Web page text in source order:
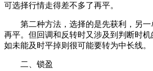
可选择行情走得差不多了再平。
第二种方法，选择的是先获利，另
再平。但回调和反转时又涉及到判断时
如未能及时平掉则很可能要转为中长线。
二、锁盈